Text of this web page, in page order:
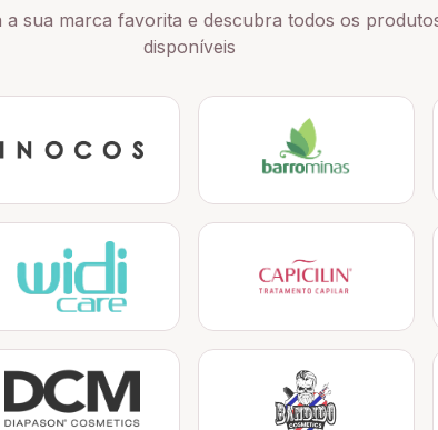
a sua marca favorita e descubra todos os
disponíveis